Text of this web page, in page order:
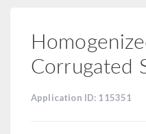
Corrugated
Application ID: 115351